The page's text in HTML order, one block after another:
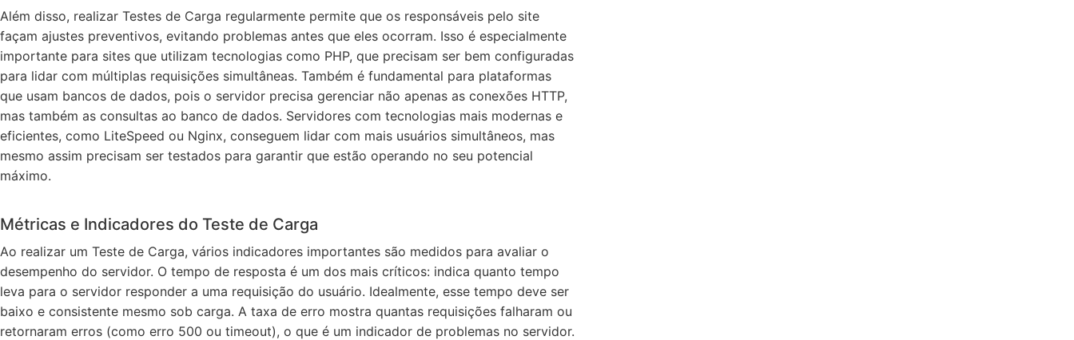
Além disso, realizar Testes de Carga regularmente permite que os responsáveis pelo site
façam ajustes preventivos, evitando problemas antes que eles ocorram. Isso é especialmente
importante para sites que utilizam tecnologias como PHP, que precisam ser bem configuradas
para lidar com múltiplas requisições simultâneas. Também é fundamental para plataformas
que usam bancos de dados, pois o servidor precisa gerenciar não apenas as conexões HTTP,
mas também as consultas ao banco de dados. Servidores com tecnologias mais modernas e
eficientes, como LiteSpeed ou Nginx, conseguem lidar com mais usuários simultâneos, mas
mesmo assim precisam ser testados para garantir que estão operando no seu potencial
máximo.
Métricas e Indicadores do Teste de Carga
Ao realizar um Teste de Carga, vários indicadores importantes são medidos para avaliar o
desempenho do servidor. O tempo de resposta é um dos mais críticos: indica quanto tempo
leva para o servidor responder a uma requisição do usuário. Idealmente, esse tempo deve ser
baixo e consistente mesmo sob carga. A taxa de erro mostra quantas requisições falharam ou
retornaram erros (como erro 500 ou timeout), o que é um indicador de problemas no servidor.